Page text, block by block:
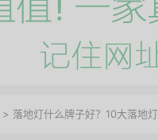
> 落地灯什么牌子好？10大落地